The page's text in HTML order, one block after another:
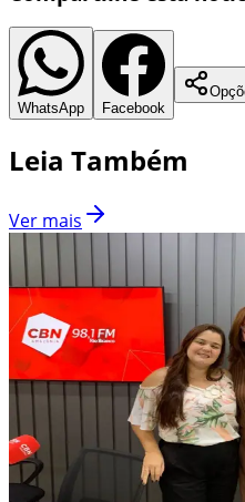
WhatsApp Facebook
Leia Também
Ver mais